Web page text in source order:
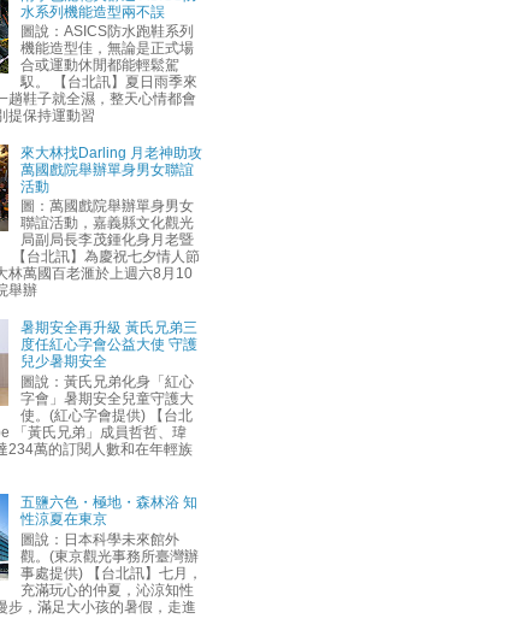
水系列機能造型兩不誤
圖說：ASICS防水跑鞋系列
機能造型佳，無論是正式場
合或運動休閒都能輕鬆駕
馭。 【台北訊】夏日雨季來
趟鞋子就全濕，整天心情都會
提保持運動習
來大林找Darling 月老神助攻
萬國戲院舉辦單身男女聯誼
活動
圖：萬國戲院舉辦單身男女
聯誼活動，嘉義縣文化觀光
局副局長李茂鍾化身月老暨
台北訊】為慶祝七夕情人節
林萬國百老滙於上週六8月10
舉辦
暑期安全再升級 黃氏兄弟三
度任紅心字會公益大使 守護
兒少暑期安全
圖說：黃氏兄弟化身「紅心
字會」暑期安全兒童守護大
使。(紅心字會提供) 【台北
「黃氏兄弟」成員哲哲、瑋
234萬的訂閱人數和在年輕族
五鹽六色・極地・森林浴 知
性涼夏在東京
圖說：日本科學未來館外
觀。(東京觀光事務所臺灣辦
事處提供) 【台北訊】七月，
充滿玩心的仲夏，沁涼知性
步，滿足大小孩的暑假，走進